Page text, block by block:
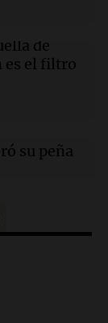
en 90
en EE.UU.
de
es el filtro
su peña